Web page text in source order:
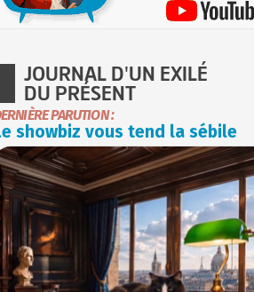
JOURNAL D'UN EXILÉ
DU PRÉSENT
PARUTION :
showbiz vous tend la sébile